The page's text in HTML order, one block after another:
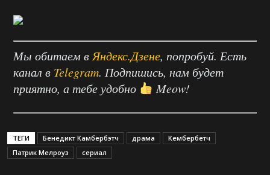
Мы обитаем в Яндекс.Дзене, попробуй. Есть
канал в Telegram. Подпишись, нам будет
приятно, а тебе удобно
Meow!
ТЕГИ Бенедикт Камбербэтч драма
Кембербетч
Патрик Мелроуз
сериал